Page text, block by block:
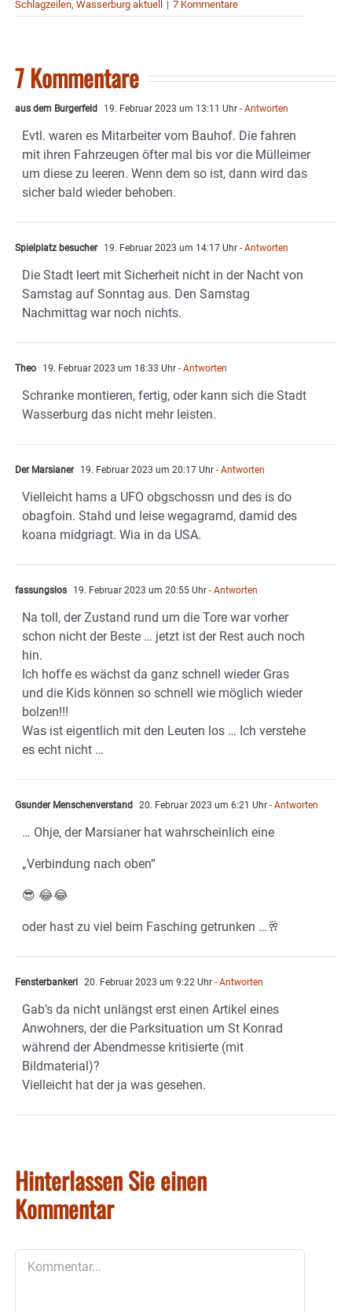
Schlagzeilen, Wasserburg aktuell | 7 Kommentare
7 Kommentare
aus dem Burgerfeld 19. Februar 2023 um 13:11 Uhr - Antworten
Evtl. waren es Mitarbeiter vom Bauhof. Die fahren
mit ihren Fahrzeugen öfter mal bis vor die Mülleimer
um diese zu leeren. Wenn dem so ist, dann wird das
sicher bald wieder behoben.
Spielplatz besucher 19. Februar 2023 um 14:17 Uhr - Antworten
Die Stadt leert mit Sicherheit nicht in der Nacht von
Samstag auf Sonntag aus. Den Samstag
Nachmittag war noch nichts.
Theo 19. Februar 2023 um 18:33 Uhr - Antworten
Schranke montieren, fertig, oder kann sich die Stadt
Wasserburg das nicht mehr leisten.
Der Marsianer 19. Februar 2023 um 20:17 Uhr - Antworten
Vielleicht hams a UFO obgschossn und des is do
obagfoin. Stahd und leise wegagramd, damid des
koana midgriagt. Wia in da USA.
fassungslos 19. Februar 2023 um 20:55 Uhr - Antworten
Na toll, der Zustand rund um die Tore war vorher
schon nicht der Beste … jetzt ist der Rest auch noch
hin.
Ich hoffe es wächst da ganz schnell wieder Gras
und die Kids können so schnell wie möglich wieder
bolzen!!!
Was ist eigentlich mit den Leuten los … Ich verstehe
es echt nicht …
Gsunder Menschenverstand 20. Februar 2023 um 6:21 Uhr - Antworten
… Ohje, der Marsianer hat wahrscheinlich eine
„Verbindung nach oben“
😎 😂😂
oder hast zu viel beim Fasching getrunken …🥂
Fensterbankerl 20. Februar 2023 um 9:22 Uhr - Antworten
Gab’s da nicht unlängst erst einen Artikel eines
Anwohners, der die Parksituation um St Konrad
während der Abendmesse kritisierte (mit
Bildmaterial)?
Vielleicht hat der ja was gesehen.
Hinterlassen Sie einen
Kommentar